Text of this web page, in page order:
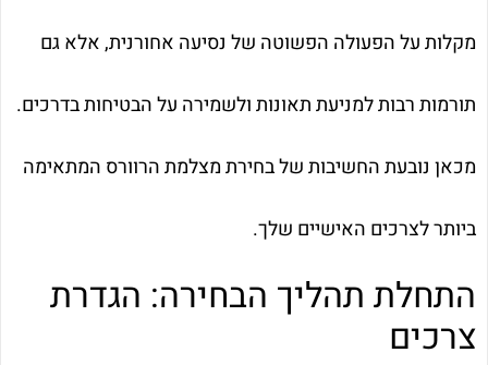
מקלות על הפעולה הפשוטה של נסיעה אחורנית, אלא גם
תורמות רבות למניעת תאונות ולשמירה על הבטיחות בדרכים.
מכאן נובעת החשיבות של בחירת מצלמת הרוורס המתאימה
ביותר לצרכים האישיים שלך.
התחלת תהליך הבחירה: הגדרת
צרכים